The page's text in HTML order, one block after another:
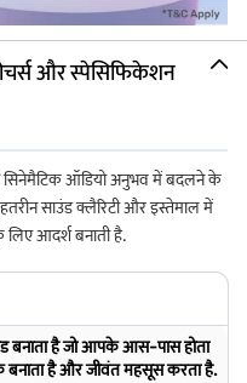
और स्पेसिफिकेशन
सिनेमैटिक ऑडियो अनुभव में बदलने के
साउंड क्लैरिटी और इस्तेमाल में
आदर्श बनाती है.
बनाता है जो आपके आस-पास होता
बनाता है और जीवंत महसूस करता है.